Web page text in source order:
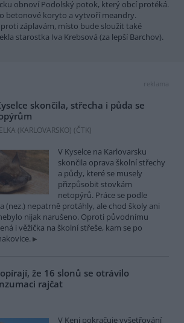
obnoví Podolský potok, který obcí protéká.
betonové koryto a vytvoří meandry.
záplavám, místo bude sloužit také
starostka Iva Krebsová (za lepší Barchov).
reklama
skončila, střecha i půda se
(KARLOVARSKO) (ČTK)
V Kyselce na Karlovarsku
skončila oprava školní střechy
a půdy, které se musely
přizpůsobit stovkám
netopýrů. Práce se podle
(nez.) nepatrně protáhly, ale chod školy ani
nijak narušeno. Oproti původnímu
i věžička na školní střeše, kam se po
že 16 slonů se otrávilo
rajčat
V Keni pokračuje vyšetřování